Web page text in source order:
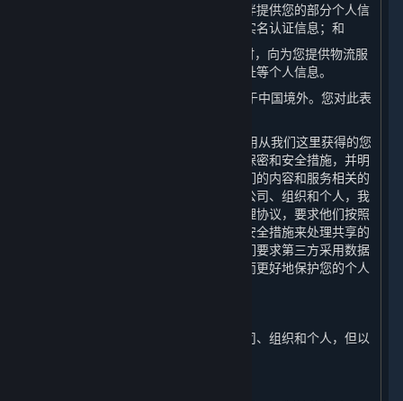
务的安全机制，我们会向我们的合作伙伴提供您的部分个人信
息，但不会向我们的合作伙伴提供您的实名认证信息；和
（5） 我们可能在寄送实体商品或奖品时，向为您提供物流服
务的第三方物流公司分享您的姓名及地址等个人信息。
4. 上一条所提及的某些第三方有可能位于中国境外。您对此表
5. 我们将努力促使我们的合作伙伴在使用从我们这里获得的您
的个人信息时遵守本政策及其他适用的保密和安全措施，并明
确要求其仅将共享的个人信息用于与我们的内容和服务相关的
用途。对我们主动与之共享个人信息的公司、组织和个人，我
们会与其签署严格的保密和个人信息处理协议，要求他们按照
相关协议、本政策以采取相关的保密和安全措施来处理共享的
个人信息。在个人敏感信息使用上，我们要求第三方采用数据
匿名化、去标识化或其他处理技术，从而更好地保护您的个人
我们不会将您的个人信息转让给任何公司、组织和个人，但以